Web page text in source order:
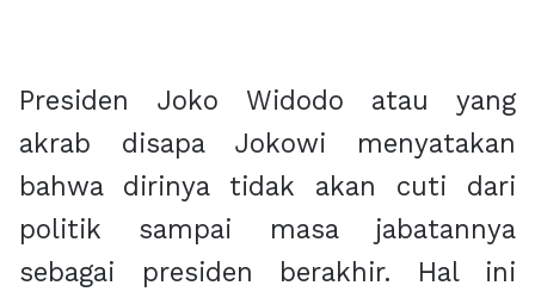
Presiden Joko Widodo atau yang
akrab disapa Jokowi menyatakan
bahwa dirinya tidak akan cuti dari
politik sampai masa jabatannya
sebagai presiden berakhir. Hal ini